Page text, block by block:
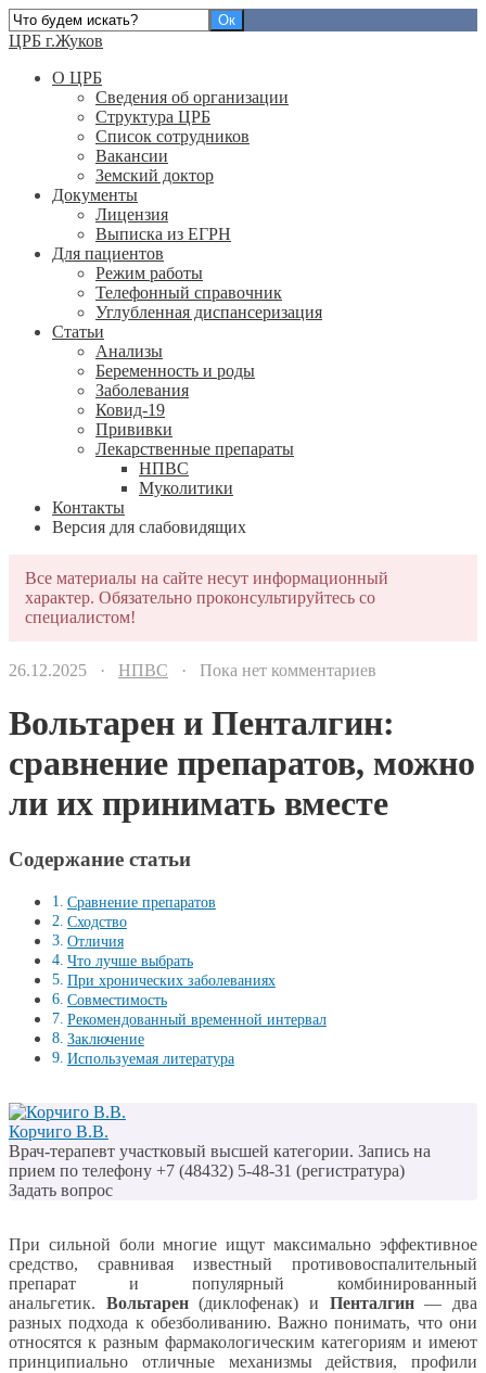
ЦРБ г.Жуков
О ЦРБ
Сведения об организации
Структура ЦРБ
Список сотрудников
Вакансии
Земский доктор
Документы
Лицензия
Выписка из ЕГРН
Для пациентов
Режим работы
Телефонный справочник
Углубленная диспансеризация
Статьи
Анализы
Беременность и роды
Заболевания
Ковид-19
Прививки
Лекарственные препараты
НПВС
Муколитики
Контакты
Версия для слабовидящих
Все материалы на сайте несут информационный
характер. Обязательно проконсультируйтесь со
специалистом!
26.12.2025 · НПВС · Пока нет комментариев
Вольтарен и Пенталгин:
сравнение препаратов, можно
ли их принимать вместе
Содержание статьи
Сравнение препаратов
Сходство
Отличия
Что лучше выбрать
При хронических заболеваниях
Совместимость
Рекомендованный временной интервал
Заключение
Используемая литература
Корчиго В.В.
Врач-терапевт участковый высшей категории. Запись на
прием по телефону +7 (48432) 5-48-31 (регистратура)
Задать вопрос
При сильной боли многие ищут максимально эффективное
средство, сравнивая известный противовоспалительный
препарат и популярный комбинированный
анальгетик. Вольтарен(диклофенак) и Пенталгин— два
разных подхода к обезболиванию. Важно понимать, что они
относятся к разным фармакологическим категориям и имеют
принципиально отличные механизмы действия, профили